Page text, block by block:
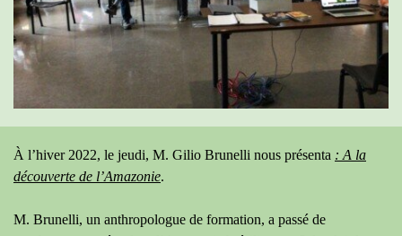
À l’hiver 2022, le jeudi, M. Gilio Brunelli nous présenta : A la
découverte de l’Amazonie.
M. Brunelli, un anthropologue de formation, a passé de